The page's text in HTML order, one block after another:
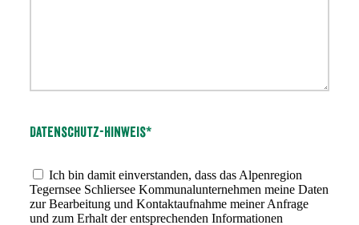
Datenschutz-Hinweis*
Ich bin damit einverstanden, dass das Alpenregion
Tegernsee Schliersee Kommunalunternehmen meine Daten
zur Bearbeitung und Kontaktaufnahme meiner Anfrage
und zum Erhalt der entsprechenden Informationen